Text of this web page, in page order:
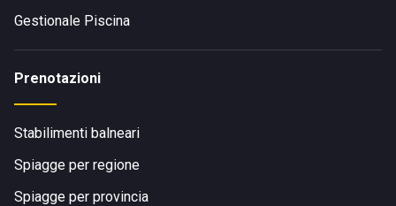
Gestionale Piscina
Prenotazioni
Stabilimenti balneari
Spiagge per regione
Spiagge per provincia